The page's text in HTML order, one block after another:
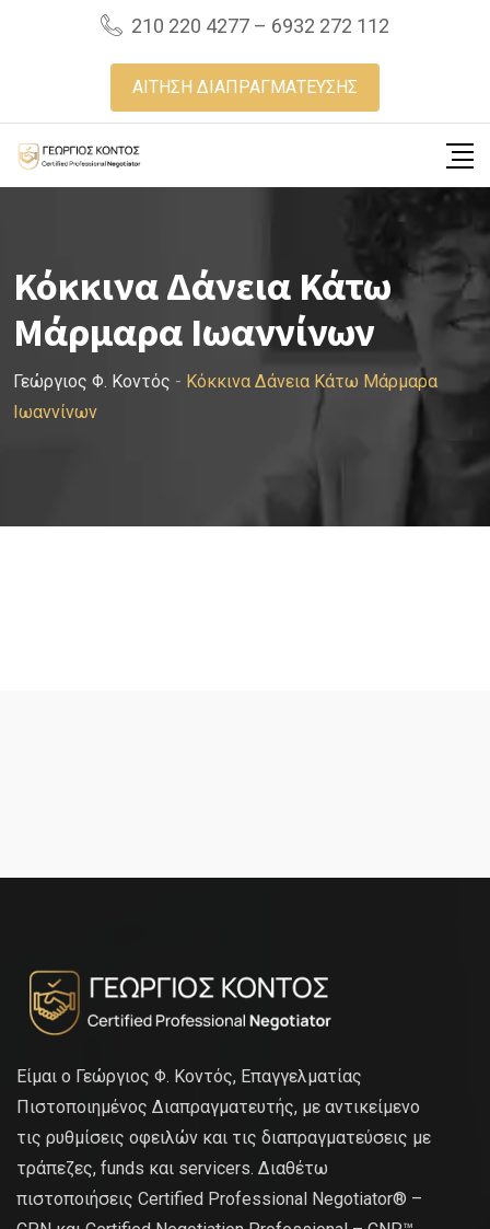
210 220 4277 – 6932 272 112
ΑΙΤΗΣΗ ΔΙΑΠΡΑΓΜΑΤΕΥΣΗΣ
Κόκκινα Δάνεια Κάτω
Μάρμαρα Ιωαννίνων
Γεώργιος Φ. Κοντός - Κόκκινα Δάνεια Κάτω Μάρμαρα
Ιωαννίνων
Είμαι ο Γεώργιος Φ. Κοντός, Επαγγελματίας
Πιστοποιημένος Διαπραγματευτής, με αντικείμενο
τις ρυθμίσεις οφειλών και τις διαπραγματεύσεις με
τράπεζες, funds και servicers. Διαθέτω
πιστοποιήσεις Certified Professional Negotiator® –